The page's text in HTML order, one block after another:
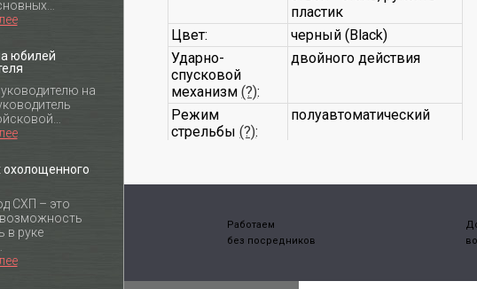
пластик
Цвет:
черный (Black)
Ударно-
спусковой
механизм(?):
двойного действия
Режим
стрельбы(?):
полуавтоматический
Работаем
без посредников
юбилей
на
охолощенного
СХП – это
в руке